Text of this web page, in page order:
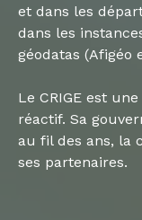
et dans les
dans les
géodatas (Afigéo
Le CRIGE est
réactif. Sa
au fil des ans, la
ses partenaires.